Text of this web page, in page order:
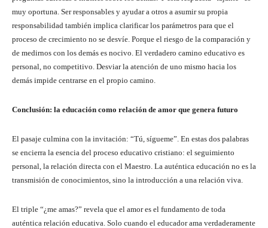
muy oportuna. Ser responsables y ayudar a otros a asumir su propia
responsabilidad también implica clarificar los parámetros para que el
proceso de crecimiento no se desvíe. Porque el riesgo de la comparación y
de medirnos con los demás es nocivo. El verdadero camino educativo es
personal, no competitivo. Desviar la atención de uno mismo hacia los
demás impide centrarse en el propio camino.
Conclusión: la educación como relación de amor que genera futuro
El pasaje culmina con la invitación: “Tú, sígueme”. En estas dos palabras
se encierra la esencia del proceso educativo cristiano: el seguimiento
personal, la relación directa con el Maestro. La auténtica educación no es la
transmisión de conocimientos, sino la introducción a una relación viva.
El triple “¿me amas?” revela que el amor es el fundamento de toda
auténtica relación educativa. Solo cuando el educador ama verdaderamente